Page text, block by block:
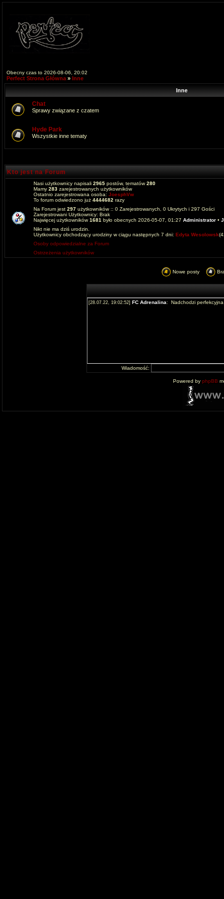
Obecny czas to 2026-08-06, 20:02
Perfect Strona Główna » Inne
Inne
Chat
Sprawy związane z czatem
Hyde Park
Wszystkie inne tematy
Kto jest na Forum
Nasi użytkownicy napisali 2965 postów, tematów280
Mamy 283 zarejestrowanych użytkowników
Ostatnio zarejestrowana osoba: JoesphVw
To forum odwiedzono już 4444682 razy
Na Forum jest 297 użytkowników :: 0 Zarejestrowanych, 0 Ukrytych i 297 Gości
Zarejestrowani Użytkownicy: Brak
Najwięcej użytkowników1681 było obecnych 2026-05-07, 01:27 Administrator •
Nikt nie ma dziś urodzin.
Użytkownicy obchodzący urodziny w ciągu następnych 7 dni: Edyta Wesolowsk
Osoby odpowiedzialne za Forum
Ostrzeżenia użytkowników
Nowe posty
Wiadomość:
Powered by phpBB